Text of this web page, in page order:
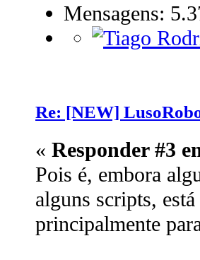
Mensagens:
Re: [NEW]
« Responder #3
Pois é, embora
alguns scripts,
principalmente